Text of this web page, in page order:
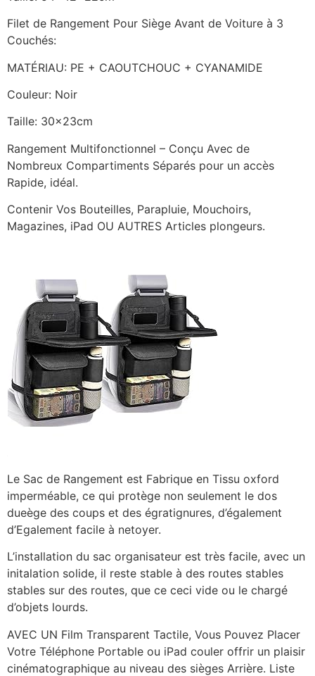
Filet de Rangement Pour Siège Avant de Voiture à 3
Couchés:
MATÉRIAU: PE + CAOUTCHOUC + CYANAMIDE
Couleur: Noir
Taille: 30x23cm
Rangement Multifonctionnel – Conçu Avec de
Nombreux Compartiments Séparés pour un accès
Rapide, idéal.
Contenir Vos Bouteilles, Parapluie, Mouchoirs,
Magazines, iPad OU AUTRES Articles plongeurs.
Le Sac de Rangement est Fabrique en Tissu oxford
imperméable, ce qui protège non seulement le dos
dueège des coups et des égratignures, d’également
d’Egalement facile à netoyer.
L’installation du sac organisateur est très facile, avec un
initalation solide, il reste stable à des routes stables
stables sur des routes, que ce ceci vide ou le chargé
d’objets lourds.
AVEC UN Film Transparent Tactile, Vous Pouvez Placer
Votre Téléphone Portable ou iPad couler offrir un plaisir
cinématographique au niveau des sièges Arrière. Liste